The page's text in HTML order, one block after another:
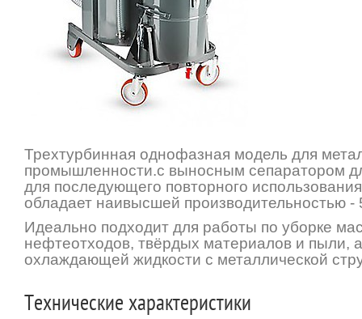
Трехтурбинная однофазная модель для
промышленности.с выносным сепаратором
для последующего повторного
обладает наивысшей производительностью -
Идеально подходит для работы по уборке
нефтеотходов, твёрдых материалов и пыли,
охлаждающей жидкости с металлической
Технические характеристики